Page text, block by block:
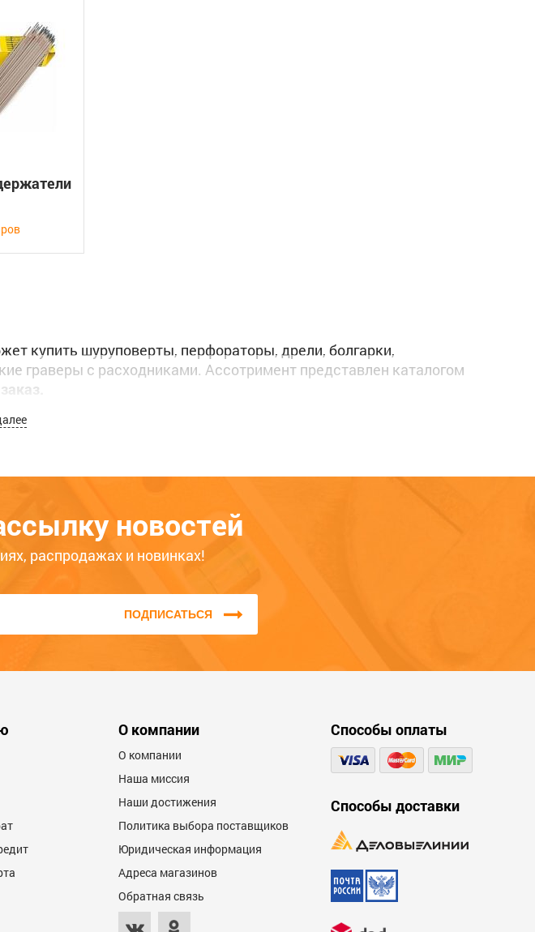
купить шуруповерты, перфораторы, дрели, болгарки,
граверы с расходниками. Ассотримент представлен каталогом
по городам Абакан, Черногорск, Усть-Абакан – это гарантия того,
вы сможете это сделать в форме обратной связи на сайте или по
новостей
распродажах и новинках!
ПОДПИСАТЬСЯ
О компании
О компании
Наша миссия
Наши достижения
Политика выбора поставщиков
Юридическая информация
Адреса магазинов
Обратная связь
Способы оплаты
Способы доставки